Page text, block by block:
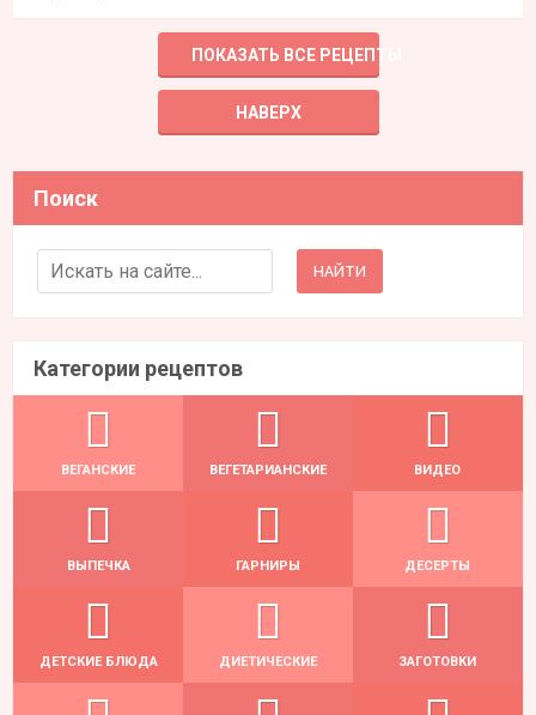
ПОКАЗАТЬ ВСЕ РЕЦЕПТЫ
НАВЕРХ
Поиск
Search for:
Категории рецептов
ВЕГАНСКИЕ ВЕГЕТАРИАНСКИЕ ВИДЕО
ВЫПЕЧКА ГАРНИРЫ ДЕСЕРТЫ
ДЕТСКИЕ БЛЮДА ДИЕТИЧЕСКИЕ ЗАГОТОВКИ